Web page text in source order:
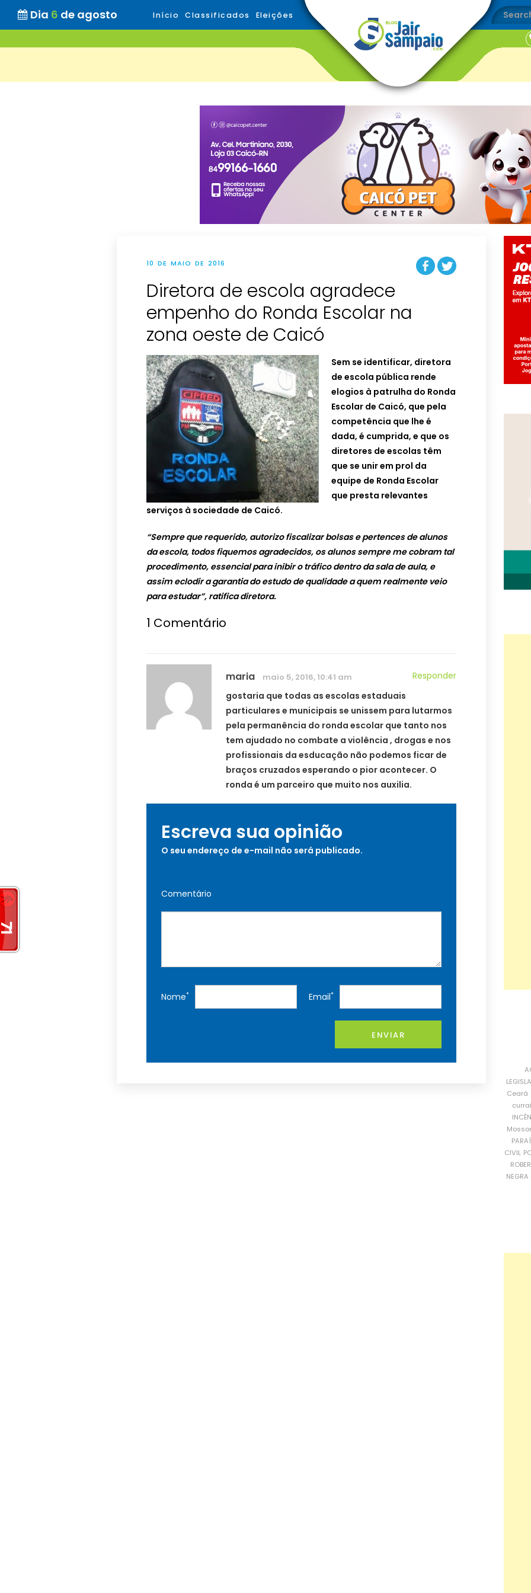
Dia 6 de agosto Início Classificados Eleições
10 DE MAIO DE 2016
Diretora de escola agradece
empenho do Ronda Escolar na
zona oeste de Caicó
Sem se identificar, diretora
de escola pública rende
elogios à patrulha do Ronda
Escolar de Caicó, que pela
competência que lhe é
dada, é cumprida, e que os
diretores de escolas têm
que se unir em prol da
equipe de Ronda Escolar
que presta relevantes
serviços à sociedade de Caicó.
“Sempre que requerido, autorizo fiscalizar bolsas e pertences de alunos
da escola, todos fiquemos agradecidos, os alunos sempre me cobram tal
procedimento, essencial para inibir o tráfico dentro da sala de aula, e
assim eclodir a garantia do estudo de qualidade a quem realmente veio
para estudar”, ratifica diretora.
1 Comentário
maria maio 5, 2016, 10:41 am
Responder
gostaria que todas as escolas estaduais
particulares e municipais se unissem para lutarmos
pela permanência do ronda escolar que tanto nos
tem ajudado no combate a violência , drogas e nos
profissionais da esducação não podemos ficar de
braços cruzados esperando o pior acontecer. O
ronda é um parceiro que muito nos auxilia.
Escreva sua opinião
O seu endereço de e-mail não será publicado.
Comentário
Nome* Email*
ENVIAR
Ceará
CIVIL
NEGRA